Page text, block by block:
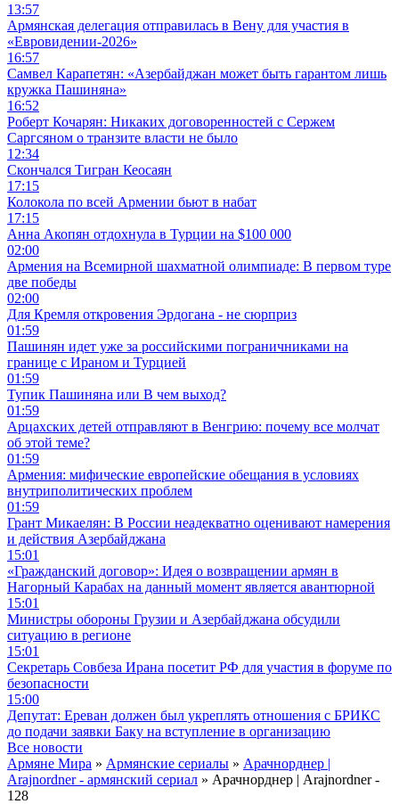
13:57
Армянская делегация отправилась в Вену для участия в
«Евровидении-2026»
16:57
Самвел Карапетян: «Азербайджан может быть гарантом лишь
кружка Пашиняна»
16:52
Роберт Кочарян: Никаких договоренностей с Сержем
Саргсяном о транзите власти не было
12:34
Скончался Тигран Кеосаян
17:15
Колокола по всей Армении бьют в набат
17:15
Анна Акопян отдохнула в Турции на $100 000
02:00
Армения на Всемирной шахматной олимпиаде: В первом туре
две победы
02:00
Для Кремля откровения Эрдогана - не сюрприз
01:59
Пашинян идет уже за российскими пограничниками на
границе с Ираном и Турцией
01:59
Тупик Пашиняна или В чем выход?
01:59
Арцахских детей отправляют в Венгрию: почему все молчат
об этой теме?
01:59
Армения: мифические европейские обещания в условиях
внутриполитических проблем
01:59
Грант Микаелян: В России неадекватно оценивают намерения
и действия Азербайджана
15:01
«Гражданский договор»: Идея о возвращении армян в
Нагорный Карабах на данный момент является авантюрной
15:01
Министры обороны Грузии и Азербайджана обсудили
ситуацию в регионе
15:01
Секретарь Совбеза Ирана посетит РФ для участия в форуме по
безопасности
15:00
Депутат: Ереван должен был укреплять отношения с БРИКС
до подачи заявки Баку на вступление в организацию
Все новости
Армяне Мира » Армянские сериалы » Арачнорднер |
Arajnordner - армянский сериал » Арачнорднер | Arajnordner -
128